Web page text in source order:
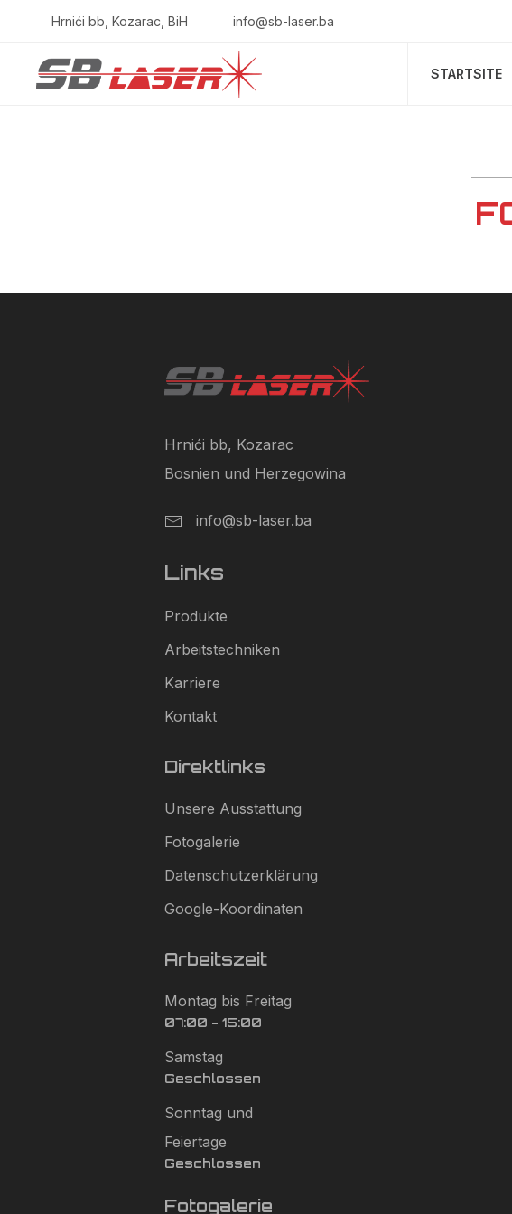
Hrnići bb, Kozarac, BiH info@sb-laser.ba
STARTSITE
Hrnići bb, Kozarac
Bosnien und Herzegowina
info@sb-laser.ba
Links
Produkte
Arbeitstechniken
Karriere
Kontakt
Direktlinks
Unsere Ausstattung
Fotogalerie
Datenschutzerklärung
Google-Koordinaten
Arbeitszeit
Montag bis Freitag
07:00 - 15:00
Samstag
Geschlossen
Sonntag und
Feiertage
Geschlossen
Fotogalerie